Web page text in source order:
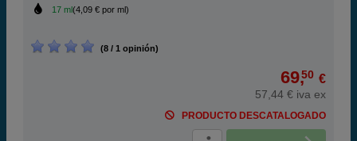
17 ml(4,09 € por ml)
(8 / 1 opinión)
69,50 €
57,44 € iva ex
PRODUCTO DESCATALOGADO